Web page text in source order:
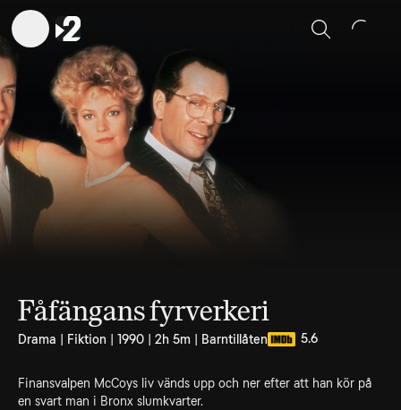
Sök
Fåfängans fyrverkeri
Drama | Fiktion | 1990 | 2h 5m | Barntillåten 5.6
Finansvalpen McCoys liv vänds upp och ner efter att han kör på
en svart man i Bronx slumkvarter.